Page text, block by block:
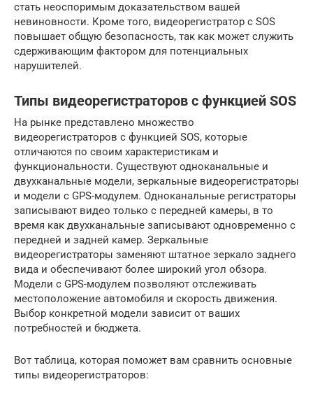
стать неоспоримым доказательством вашей
невиновности. Кроме того, видеорегистратор с SOS
повышает общую безопасность, так как может служить
сдерживающим фактором для потенциальных
нарушителей.
Типы видеорегистраторов с функцией SOS
На рынке представлено множество
видеорегистраторов с функцией SOS, которые
отличаются по своим характеристикам и
функциональности. Существуют одноканальные и
двухканальные модели, зеркальные видеорегистраторы
и модели с GPS-модулем. Одноканальные регистраторы
записывают видео только с передней камеры, в то
время как двухканальные записывают одновременно с
передней и задней камер. Зеркальные
видеорегистраторы заменяют штатное зеркало заднего
вида и обеспечивают более широкий угол обзора.
Модели с GPS-модулем позволяют отслеживать
местоположение автомобиля и скорость движения.
Выбор конкретной модели зависит от ваших
потребностей и бюджета.
Вот таблица, которая поможет вам сравнить основные
типы видеорегистраторов: